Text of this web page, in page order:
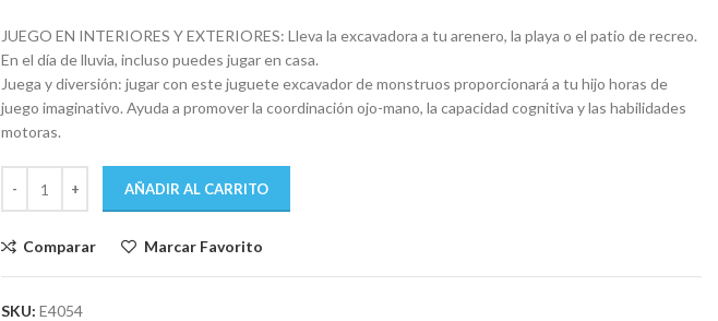
JUEGO EN INTERIORES Y EXTERIORES: Lleva la excavadora a tu arenero, la playa o el patio de recreo.
En el día de lluvia, incluso puedes jugar en casa.
Juega y diversión: jugar con este juguete excavador de monstruos proporcionará a tu hijo horas de
juego imaginativo. Ayuda a promover la coordinación ojo-mano, la capacidad cognitiva y las habilidades
motoras.
AÑADIR AL CARRITO
Comparar Marcar Favorito
SKU: E4054